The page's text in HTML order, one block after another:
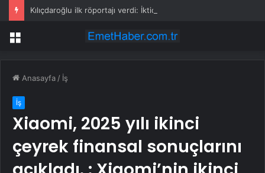
Menü
Anasayfa / İş
İş
Xiaomi, 2025 yılı ikinci
çeyrek finansal sonuçlarını